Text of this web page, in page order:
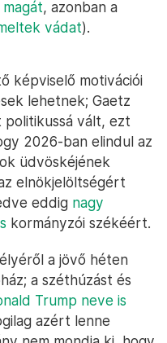
, azonban a
vádat).
képviselő motivációi
lehetnek; Gaetz
politikussá vált, ezt
2026-ban elindul az
üdvöskéjének
elnökjelöltségért
eddig nagy
kormányzói székéért.
a jövő héten
a széthúzást és
Trump neve is
azért lenne